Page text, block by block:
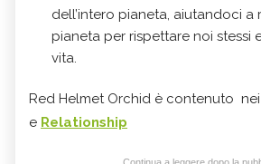
dell’intero pianeta, aiutandoci a
pianeta per rispettare noi stessi
vita.
Red Helmet Orchid è contenuto nei
e Relationship